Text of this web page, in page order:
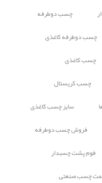
چسب دوطرفه
چسب دوطرفه کاغذی
چسب کاغذی
چسب کریستال
سایز چسب کاغذی
فروش چسب دوطرفه
فوم پشت چسبدار
چسب صنعتی